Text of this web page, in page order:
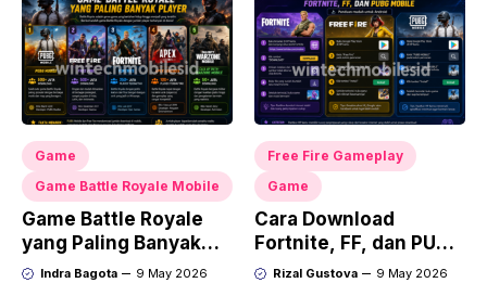
Game
Game Battle Royale Mobile
Game Battle Royale
yang Paling Banyak
Player
Indra Bagota 9 May 2026
Free Fire Gameplay
Game
Cara Download
Fortnite, FF, dan PUBG
Mobile
Rizal Gustova 9 May 2026